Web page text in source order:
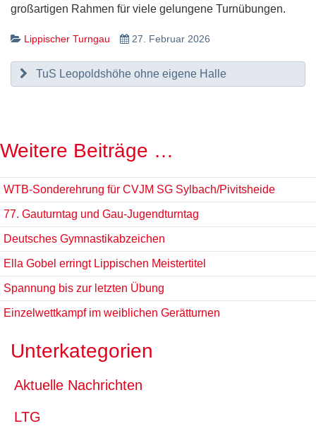
großartigen Rahmen für viele gelungene Turnübungen.
Lippischer Turngau 27. Februar 2026
TuS Leopoldshöhe ohne eigene Halle
Weitere Beiträge …
WTB-Sonderehrung für CVJM SG Sylbach/Pivitsheide
77. Gauturntag und Gau-Jugendturntag
Deutsches Gymnastikabzeichen
Ella Gobel erringt Lippischen Meistertitel
Spannung bis zur letzten Übung
Einzelwettkampf im weiblichen Gerätturnen
Unterkategorien
Aktuelle Nachrichten
LTG